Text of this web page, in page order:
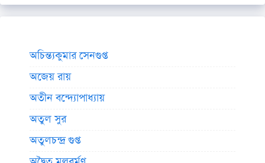
অচিন্ত্যকুমার সেনগুপ্ত
অজেয় রায়
অতীন বন্দ্যোপাধ্যায়
অতুল সুর
অতুলচন্দ্র গুপ্ত